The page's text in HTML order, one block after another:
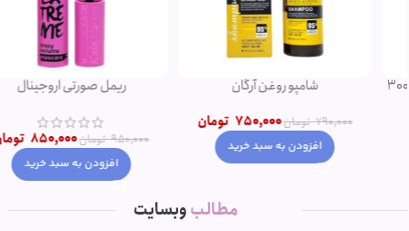
شامپو روغن آرگان
790,000 تومان750,000 تومان
افزودن به سبد خرید
ریمل صورتی اروجینال
950,000 تومان850,000 تومان
افزودن به سبد خرید
مطالبوبسایت